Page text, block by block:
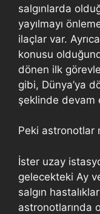
salgınlarda
yayılmayı
ilaçlar var.
konusu
dönen ilk
gibi, Dünya’ya
şeklinde devam
Peki astronotlar
İster uzay
gelecekteki Ay
salgın
astronotlarında